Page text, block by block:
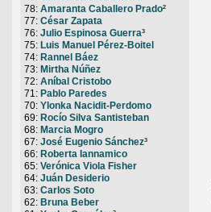
78: Amaranta Caballero Prado²
77: César Zapata
76: Julio Espinosa Guerra³
75: Luis Manuel Pérez-Boitel
74: Rannel Báez
73: Mirtha Núñez
72: Aníbal Cristobo
71: Pablo Paredes
70: Ylonka Nacidit-Perdomo
69: Rocío Silva Santisteban
68: Marcia Mogro
67: José Eugenio Sánchez³
66: Roberta Iannamico
65: Verónica Viola Fisher
64: Juán Desiderio
63: Carlos Soto
62: Bruna Beber